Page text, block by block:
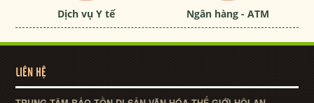
Dịch vụ Y tế Ngân hàng - ATM
LIÊN HỆ